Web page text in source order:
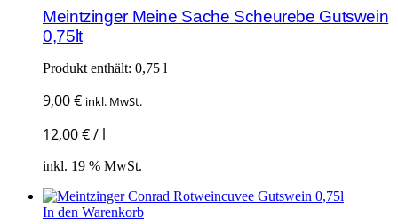
Meintzinger Meine Sache Scheurebe Gutswein
0,75lt
Produkt enthält: 0,75 l
9,00€ inkl. MwSt.
12,00€/ l
inkl. 19 % MwSt.
In den Warenkorb